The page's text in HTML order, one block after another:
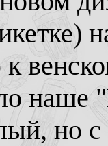
наше
но